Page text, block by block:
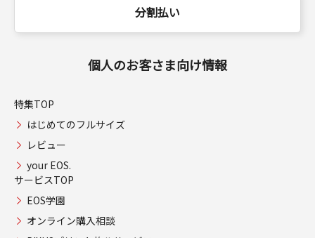
分割払い
個人のお客さま向け情報
特集TOP
はじめてのフルサイズ
レビュー
your EOS.
サービスTOP
EOS学園
オンライン購入相談